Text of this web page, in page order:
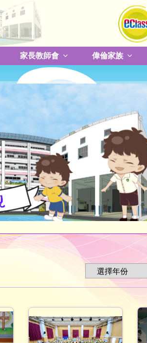
家長教師會 偉倫家族